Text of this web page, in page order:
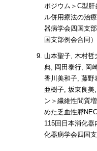
ポジウム＞C型
ル併用療法の治
器病学会四国支
国支部例会合同
山本聖子, 木村
典, 岡田泰行, 岡
香川美和子, 藤野
亜樹子, 坂東良美
ン＞繊維性間質
めた乏血性膵
115回日本消化
化器病学会四国